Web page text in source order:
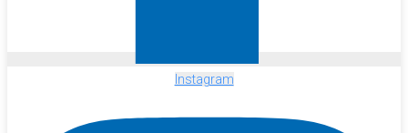
Instagram